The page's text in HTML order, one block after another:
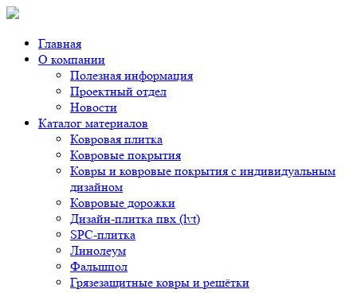
Главная
О компании
Полезная информация
Проектный отдел
Новости
Каталог материалов
Ковровая плитка
Ковровые покрытия
Ковры и ковровые покрытия с индивидуальным
дизайном
Ковровые дорожки
Дизайн-плитка пвх (lvt)
SPC-плитка
Линолеум
Фальшпол
Грязезащитные ковры и решётки